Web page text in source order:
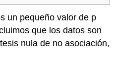
un pequeño valor de p
que los datos son
nula de no asociación,